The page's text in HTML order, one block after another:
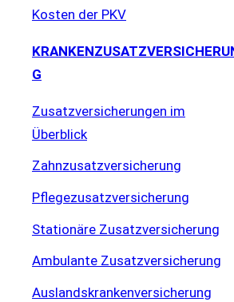
Kosten der PKV
G
Zusatzversicherungen im
Überblick
Zahnzusatzversicherung
Pflegezusatzversicherung
Stationäre Zusatzversicherung
Ambulante Zusatzversicherung
Auslandskrankenversicherung